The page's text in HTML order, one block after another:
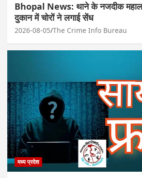
Bhopal News: थाने के नजदीक
दुकान में चोरों ने लगाई सेंध
2026-08-05 The Crime Info Bureau
मध्य प्रदेश